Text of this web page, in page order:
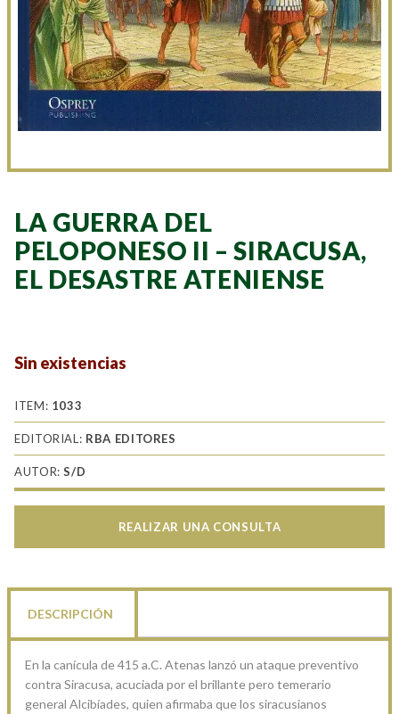
LA GUERRA DEL
PELOPONESO II – SIRACUSA,
EL DESASTRE ATENIENSE
Sin existencias
ITEM: 1033
EDITORIAL: RBA EDITORES
AUTOR:S/D
REALIZAR UNA CONSULTA
DESCRIPCIÓN
En la canícula de 415 a.C. Atenas lanzó un ataque preventivo
contra Siracusa, acuciada por el brillante pero temerario
general Alcibíades, quien afirmaba que los siracusianos